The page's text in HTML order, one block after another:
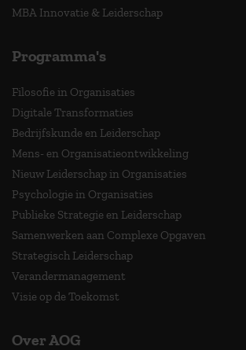
MBA Innovatie & Leiderschap
Programma's
Filosofie in Organisaties
Digitale Transformaties
Bedrijfskunde en Leiderschap
Mens- en Organisatieontwikkeling
Nieuw Leiderschap in Organisaties
Psychologie in Organisaties
Publieke Strategie en Leiderschap
Samenwerken aan Complexe Opgaven
Strategisch Leiderschap
Verandermanagement
Visie op de Toekomst
Over AOG